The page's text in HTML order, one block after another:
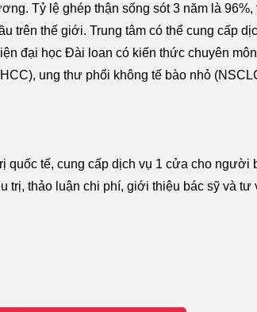
Tỷ lệ ghép thận sống sót 3 năm là
trên thế giới. Trung tâm có thể cung cấp
đại học Đài loan có kiến thức chuyên
ung thư phổi không tế bào nhỏ
quốc tế, cung cấp dịch vụ 1 cửa cho
trị, thảo luận chi phí, giới thiệu bác sỹ và